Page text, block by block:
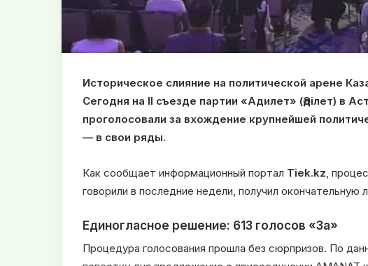
Историческое слияние на политической арене
Сегодня на II съезде партии «Адилет» (Әділет) в
проголосовали за вхождение крупнейшей
— в свои ряды.
Как сообщает информационный портал Tiek.kz ,
говорили в последние недели, получил окончательную
Единогласное решение: 613 голосов «За»
Процедура голосования прошла без сюрпризов. По